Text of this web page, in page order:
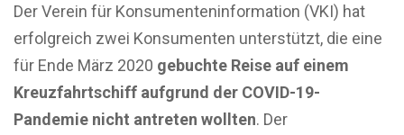
Der Verein für Konsumenteninformation (VKI) hat
erfolgreich zwei Konsumenten unterstützt, die eine
für Ende März 2020 gebuchte Reise auf einem
Kreuzfahrtschiff aufgrund der COVID-19-
Pandemie nicht antreten wollten. Der